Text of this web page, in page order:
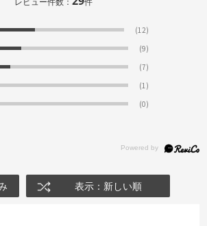
(12)
(9)
(7)
(1)
(0)
表示：新しい順